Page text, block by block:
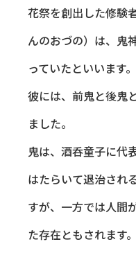
花祭を創出した修験
んのおづの）は、鬼
っていたといいます。
彼には、前鬼と後鬼
ました。
鬼は、酒呑童子に代
はたらいて退治され
すが、一方では人間
た存在ともされます。